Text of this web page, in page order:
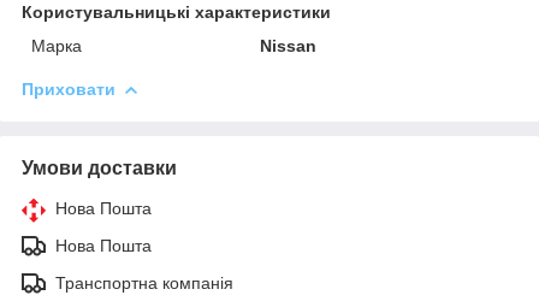
Користувальницькі характеристики
Марка
Nissan
Приховати
Умови доставки
Нова Пошта
Нова Пошта
Транспортна компанія